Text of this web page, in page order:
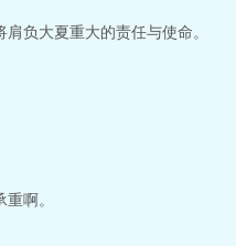
负大夏重大的责任与使命。
啊。